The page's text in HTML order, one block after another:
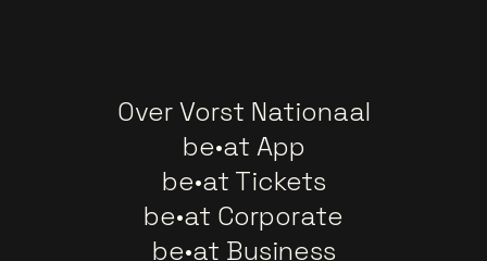
Over Vorst Nationaal
be•at App
be•at Tickets
be•at Corporate
be•at Business